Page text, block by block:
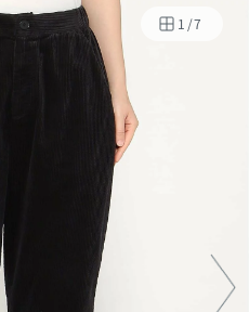
1 /7